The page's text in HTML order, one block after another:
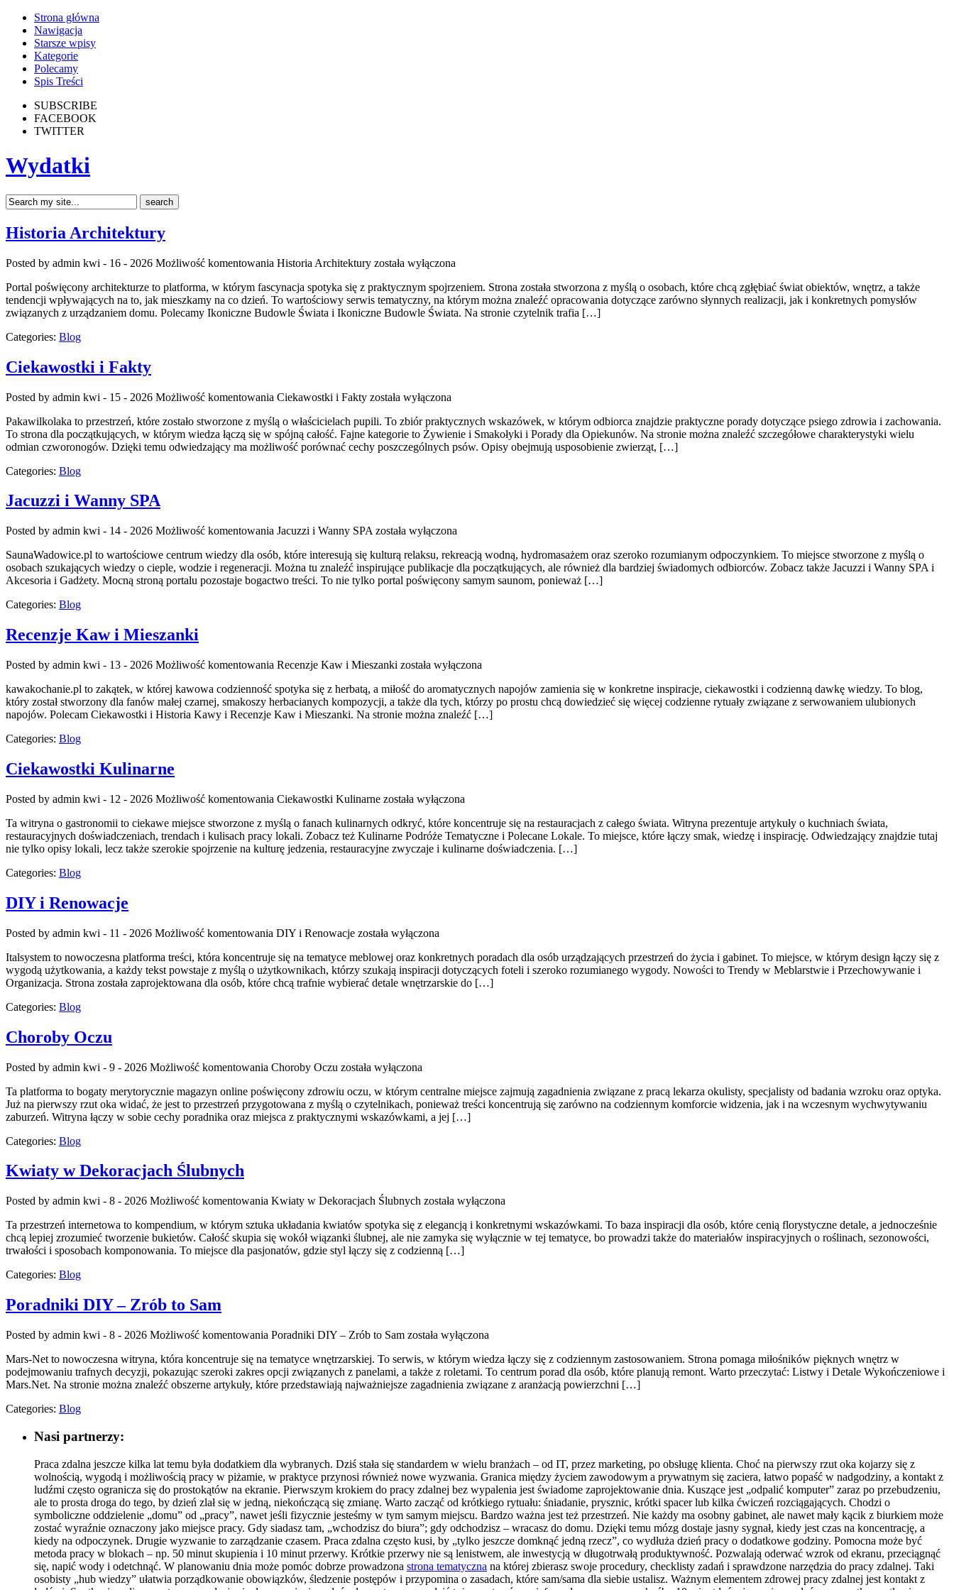
Strona główna
Nawigacja
Starsze wpisy
Kategorie
Polecamy
Spis Treści
SUBSCRIBE
FACEBOOK
TWITTER
Wydatki
Historia Architektury
Posted by admin kwi - 16 - 2026 Możliwość komentowania Historia Architektury została wyłączona
Portal poświęcony architekturze to platforma, w którym fascynacja spotyka się z praktycznym spojrzeniem. Strona została stworzona z myślą o osobach, które chcą zgłębiać świat obiektów, wnętrz, a także
tendencji wpływających na to, jak mieszkamy na co dzień. To wartościowy serwis tematyczny, na którym można znaleźć opracowania dotyczące zarówno słynnych realizacji, jak i konkretnych pomysłów
związanych z urządzaniem domu. Polecamy Ikoniczne Budowle Świata i Ikoniczne Budowle Świata. Na stronie czytelnik trafia […]
Categories: Blog
Ciekawostki i Fakty
Posted by admin kwi - 15 - 2026 Możliwość komentowania Ciekawostki i Fakty została wyłączona
Pakawilkolaka to przestrzeń, które zostało stworzone z myślą o właścicielach pupili. To zbiór praktycznych wskazówek, w którym odbiorca znajdzie praktyczne porady dotyczące psiego zdrowia i zachowania.
To strona dla początkujących, w którym wiedza łączą się w spójną całość. Fajne kategorie to Żywienie i Smakołyki i Porady dla Opiekunów. Na stronie można znaleźć szczegółowe charakterystyki wielu
odmian czworonogów. Dzięki temu odwiedzający ma możliwość porównać cechy poszczególnych psów. Opisy obejmują usposobienie zwierząt, […]
Categories: Blog
Jacuzzi i Wanny SPA
Posted by admin kwi - 14 - 2026 Możliwość komentowania Jacuzzi i Wanny SPA została wyłączona
SaunaWadowice.pl to wartościowe centrum wiedzy dla osób, które interesują się kulturą relaksu, rekreacją wodną, hydromasażem oraz szeroko rozumianym odpoczynkiem. To miejsce stworzone z myślą o
osobach szukających wiedzy o cieple, wodzie i regeneracji. Można tu znaleźć inspirujące publikacje dla początkujących, ale również dla bardziej świadomych odbiorców. Zobacz także Jacuzzi i Wanny SPA i
Akcesoria i Gadżety. Mocną stroną portalu pozostaje bogactwo treści. To nie tylko portal poświęcony samym saunom, ponieważ […]
Categories: Blog
Recenzje Kaw i Mieszanki
Posted by admin kwi - 13 - 2026 Możliwość komentowania Recenzje Kaw i Mieszanki została wyłączona
kawakochanie.pl to zakątek, w której kawowa codzienność spotyka się z herbatą, a miłość do aromatycznych napojów zamienia się w konkretne inspiracje, ciekawostki i codzienną dawkę wiedzy. To blog,
który został stworzony dla fanów małej czarnej, smakoszy herbacianych kompozycji, a także dla tych, którzy po prostu chcą dowiedzieć się więcej codzienne rytuały związane z serwowaniem ulubionych
napojów. Polecam Ciekawostki i Historia Kawy i Recenzje Kaw i Mieszanki. Na stronie można znaleźć […]
Categories: Blog
Ciekawostki Kulinarne
Posted by admin kwi - 12 - 2026 Możliwość komentowania Ciekawostki Kulinarne została wyłączona
Ta witryna o gastronomii to ciekawe miejsce stworzone z myślą o fanach kulinarnych odkryć, które koncentruje się na restauracjach z całego świata. Witryna prezentuje artykuły o kuchniach świata,
restauracyjnych doświadczeniach, trendach i kulisach pracy lokali. Zobacz też Kulinarne Podróże Tematyczne i Polecane Lokale. To miejsce, które łączy smak, wiedzę i inspirację. Odwiedzający znajdzie tutaj
nie tylko opisy lokali, lecz także szerokie spojrzenie na kulturę jedzenia, restauracyjne zwyczaje i kulinarne doświadczenia. […]
Categories: Blog
DIY i Renowacje
Posted by admin kwi - 11 - 2026 Możliwość komentowania DIY i Renowacje została wyłączona
Italsystem to nowoczesna platforma treści, która koncentruje się na tematyce meblowej oraz konkretnych poradach dla osób urządzających przestrzeń do życia i gabinet. To miejsce, w którym design łączy się z
wygodą użytkowania, a każdy tekst powstaje z myślą o użytkownikach, którzy szukają inspiracji dotyczących foteli i szeroko rozumianego wygody. Nowości to Trendy w Meblarstwie i Przechowywanie i
Organizacja. Strona została zaprojektowana dla osób, które chcą trafnie wybierać detale wnętrzarskie do […]
Categories: Blog
Choroby Oczu
Posted by admin kwi - 9 - 2026 Możliwość komentowania Choroby Oczu została wyłączona
Ta platforma to bogaty merytorycznie magazyn online poświęcony zdrowiu oczu, w którym centralne miejsce zajmują zagadnienia związane z pracą lekarza okulisty, specjalisty od badania wzroku oraz optyka.
Już na pierwszy rzut oka widać, że jest to przestrzeń przygotowana z myślą o czytelnikach, ponieważ treści koncentrują się zarówno na codziennym komforcie widzenia, jak i na wczesnym wychwytywaniu
zaburzeń. Witryna łączy w sobie cechy poradnika oraz miejsca z praktycznymi wskazówkami, a jej […]
Categories: Blog
Kwiaty w Dekoracjach Ślubnych
Posted by admin kwi - 8 - 2026 Możliwość komentowania Kwiaty w Dekoracjach Ślubnych została wyłączona
Ta przestrzeń internetowa to kompendium, w którym sztuka układania kwiatów spotyka się z elegancją i konkretnymi wskazówkami. To baza inspiracji dla osób, które cenią florystyczne detale, a jednocześnie
chcą lepiej zrozumieć tworzenie bukietów. Całość skupia się wokół wiązanki ślubnej, ale nie zamyka się wyłącznie w tej tematyce, bo prowadzi także do materiałów inspiracyjnych o roślinach, sezonowości,
trwałości i sposobach komponowania. To miejsce dla pasjonatów, gdzie styl łączy się z codzienną […]
Categories: Blog
Poradniki DIY – Zrób to Sam
Posted by admin kwi - 8 - 2026 Możliwość komentowania Poradniki DIY – Zrób to Sam została wyłączona
Mars-Net to nowoczesna witryna, która koncentruje się na tematyce wnętrzarskiej. To serwis, w którym wiedza łączy się z codziennym zastosowaniem. Strona pomaga miłośników pięknych wnętrz w
podejmowaniu trafnych decyzji, pokazując szeroki zakres opcji związanych z panelami, a także z roletami. To centrum porad dla osób, które planują remont. Warto przeczytać: Listwy i Detale Wykończeniowe i
Mars.Net. Na stronie można znaleźć obszerne artykuły, które przedstawiają najważniejsze zagadnienia związane z aranżacją powierzchni […]
Categories: Blog
Nasi partnerzy:
Praca zdalna jeszcze kilka lat temu była dodatkiem dla wybranych. Dziś stała się standardem w wielu branżach – od IT, przez marketing, po obsługę klienta. Choć na pierwszy rzut oka kojarzy się z
wolnością, wygodą i możliwością pracy w piżamie, w praktyce przynosi również nowe wyzwania. Granica między życiem zawodowym a prywatnym się zaciera, łatwo popaść w nadgodziny, a kontakt z
ludźmi często ogranicza się do prostokątów na ekranie. Pierwszym krokiem do pracy zdalnej bez wypalenia jest świadome zaprojektowanie dnia. Kuszące jest „odpalić komputer” zaraz po przebudzeniu,
ale to prosta droga do tego, by dzień zlał się w jedną, niekończącą się zmianę. Warto zacząć od krótkiego rytuału: śniadanie, prysznic, krótki spacer lub kilka ćwiczeń rozciągających. Chodzi o
symboliczne oddzielenie „domu” od „pracy”, nawet jeśli fizycznie jesteśmy w tym samym miejscu. Bardzo ważna jest też przestrzeń. Nie każdy ma osobny gabinet, ale nawet mały kącik z biurkiem może
zostać wyraźnie oznaczony jako miejsce pracy. Gdy siadasz tam, „wchodzisz do biura”; gdy odchodzisz – wracasz do domu. Dzięki temu mózg dostaje jasny sygnał, kiedy jest czas na koncentrację, a
kiedy na odpoczynek. Drugie wyzwanie to zarządzanie czasem. Praca zdalna często kusi, by „tylko jeszcze domknąć jedną rzecz”, co wydłuża dzień pracy o dodatkowe godziny. Pomocna może być
metoda pracy w blokach – np. 50 minut skupienia i 10 minut przerwy. Krótkie przerwy nie są lenistwem, ale inwestycją w długotrwałą produktywność. Pozwalają oderwać wzrok od ekranu, przeciągnąć
się, napić wody i odetchnąć. W planowaniu dnia może pomóc dobrze prowadzona strona tematyczna na której zbierasz swoje procedury, checklisty zadań i sprawdzone narzędzia do pracy zdalnej. Taki
osobisty „hub wiedzy” ułatwia porządkowanie obowiązków, śledzenie postępów i przypomina o zasadach, które sam/sama dla siebie ustalisz. Ważnym elementem zdrowej pracy zdalnej jest kontakt z